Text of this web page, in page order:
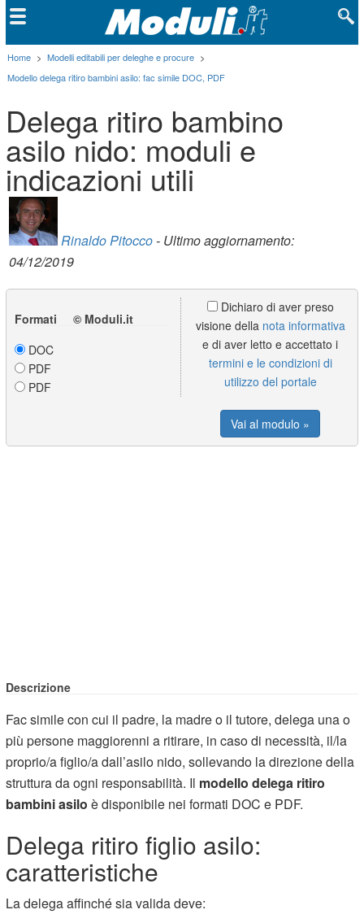
Home > Modelli editabili per deleghe e procure >
Modello delega ritiro bambini asilo: fac simile DOC, PDF
Delega ritiro bambino
asilo nido: moduli e
indicazioni utili
Rinaldo Pitocco- Ultimo aggiornamento:
04/12/2019
Formati © Moduli.it
DOC
PDF
PDF
Dichiaro di aver preso
visione della nota informativa
e di aver letto e accettato i
termini e le condizioni di
utilizzo del portale
Vai al modulo »
Descrizione
Fac simile con cui il padre, la madre o il tutore, delega una o
più persone maggiorenni a ritirare, in caso di necessità, il/la
proprio/a figlio/a dall’asilo nido, sollevando la direzione della
struttura da ogni responsabilità. Il modello delega ritiro
bambini asilo è disponibile nei formati DOC e PDF.
Delega ritiro figlio asilo:
caratteristiche
La delega affinché sia valida deve: